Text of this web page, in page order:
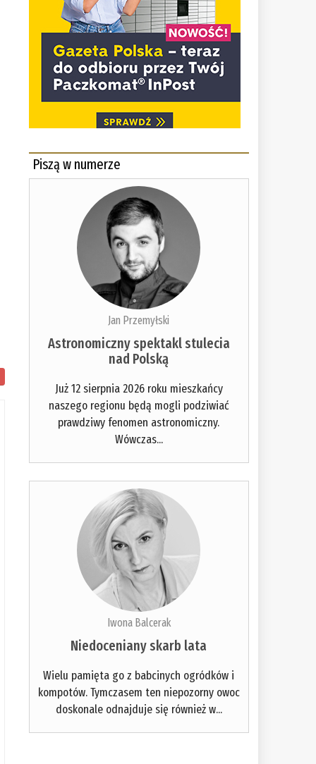
Piszą w numerze
Jan Przemyłski
Astronomiczny spektakl stulecia
nad Polską
Już 12 sierpnia 2026 roku mieszkańcy
naszego regionu będą mogli podziwiać
prawdziwy fenomen astronomiczny.
Wówczas...
Iwona Balcerak
Niedoceniany skarb lata
Wielu pamięta go z babcinych ogródków i
kompotów. Tymczasem ten niepozorny owoc
doskonale odnajduje się również w...